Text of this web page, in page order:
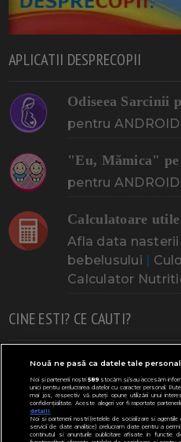
APLICATII DESPRECOPII
Odiseea Sarcinii
pentru ANDROID
"Eu, Mămica"
pentru ANDROID
Calculatoare
Afla data nasterii
bebelusului |
Calculator
CINE ESTI? CE CAUTI?
Doresc un copil Adoptia
Urmeaza sa nasc Probleme
Bebe febra Caut bona
Mergem la scoala Copil
Nouă ne pasă ca datele tale
Noi și partenerii noștri589stocăm și/sau accesăm
unici pentru prelucrarea datelor cu caracter personal.
mai jos, respectiv vă puteți opune utilizării unui
confidențialitate. Aceste alegeri vor fi raportate
detalii
Noi si partenerii nostri (retelele de socializare si
servicii de date analitice) prelucram date pentru a
continutul si anunturile publicitare afisate in functie